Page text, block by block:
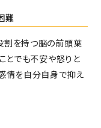
難
割を持つ脳の前頭葉
とでも不安や怒りと
情を自分自身で抑え